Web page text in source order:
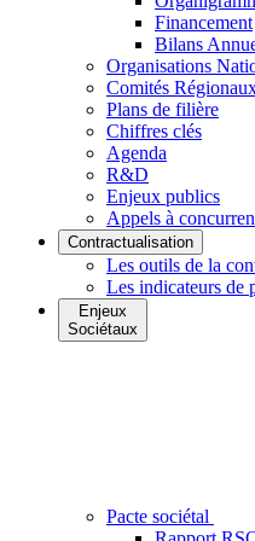
Financement
Bilans
Organisations
Comités
Plans de filière
Chiffres clés
Agenda
R&D
Enjeux publics
Appels à
Contractualisation
Les outils de la
Les indicateurs de
Enjeux
Sociétaux
Pacte sociétal